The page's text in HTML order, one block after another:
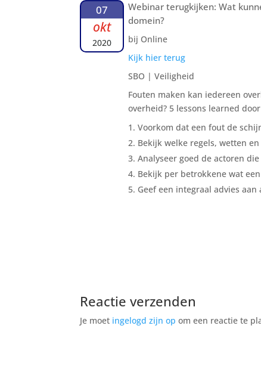
07
okt
2020
Webinar terugkijken: Wat
domein?
bij Online
Kijk hier terug
SBO | Veiligheid
Fouten maken kan iedereen
overheid? 5 lessons learned
Voorkom dat een fout de
Bekijk welke regels, wetten
Analyseer goed de actoren
Bekijk per betrokkene wat
Geef een integraal advies
Reactie verzenden
Je moet ingelogd zijn op om een reactie te